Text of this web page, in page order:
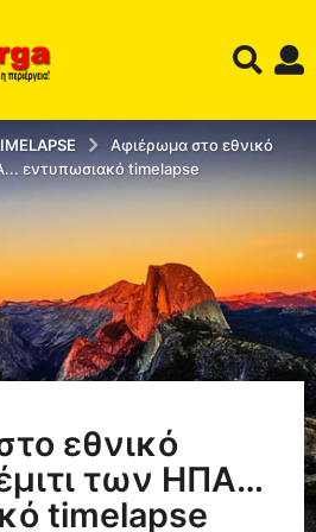
Αφιέρωμα στο εθνικό
εντυπωσιακό timelapse
εθνικό
των ΗΠΑ…
timelapse